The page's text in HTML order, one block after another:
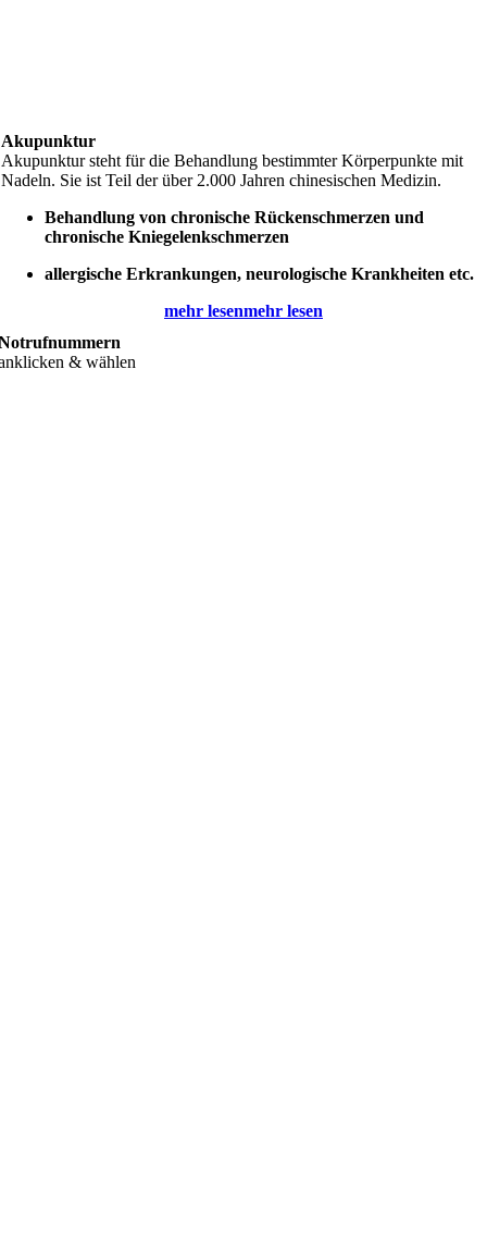
Akupunktur
Akupunktur steht für die Behandlung bestimmter Körperpunkte mit
Nadeln. Sie ist Teil der über 2.000 Jahren chinesischen Medizin.
Behandlung von chronische Rückenschmerzen und
chronische Kniegelenkschmerzen
allergische Erkrankungen, neurologische Krankheiten etc.
mehr lesenmehr lesen
& wählen